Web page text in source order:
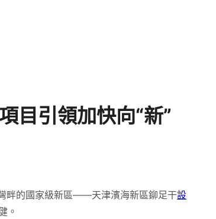
目引領加快向“新”
畔的國家級新區——天津濱海新區鉚足干設
。